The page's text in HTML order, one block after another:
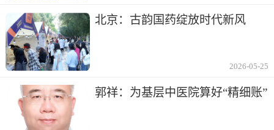
北京：古韵国药绽放时代新风
2026-05-25
郭祥：为基层中医院算好“精细账”